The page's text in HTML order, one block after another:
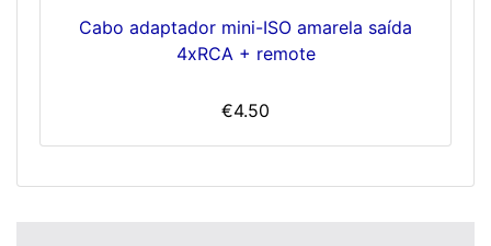
Cabo adaptador mini-ISO amarela saída
4xRCA + remote
€4.50